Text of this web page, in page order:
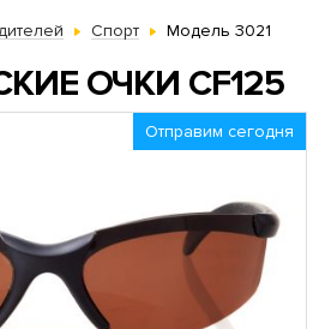
Спорт Модель 3021
ОЧКИ CF125
Отправим сегодня